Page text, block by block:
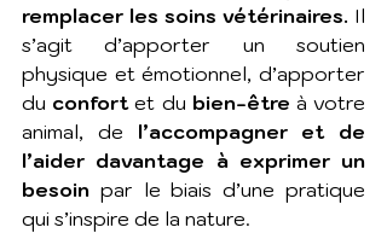
remplacer les soins vétérinaires. Il
s’agit d’apporter un soutien
physique et émotionnel, d’apporter
du confort et du bien-être à votre
animal, de l’accompagner et de
l’aider davantage à exprimer un
besoin par le biais d’une pratique
qui s’inspire de la nature.